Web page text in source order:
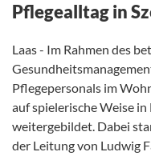
Pflegealltag in
Laas - Im Rahmen des
Pflegepersonals im
auf spielerische Weise
weitergebildet. Dabei
der Leitung von Ludwig